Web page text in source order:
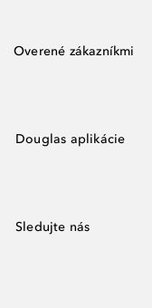
Overené zákazníkmi
Douglas aplikácie
Sledujte nás